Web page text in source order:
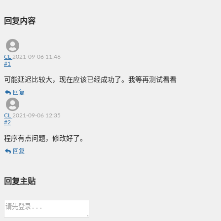
回复内容
CL 2021-09-06 11:46
#1
可能延迟比较大，现在应该已经成功了。我等再测试看看
回复
CL 2021-09-06 12:35
#2
程序有点问题，修改好了。
回复
回复主贴